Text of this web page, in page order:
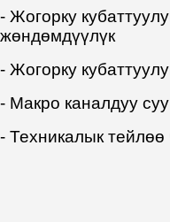
- Жогорку
жөндөмдүүлүк
- Жогорку
- Макро каналдуу
- Техникалык